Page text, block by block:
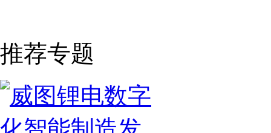
推荐专题